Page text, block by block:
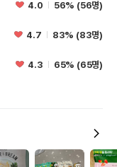
4.0 56% (56명)
4.7 83% (83명)
4.3 65% (65명)